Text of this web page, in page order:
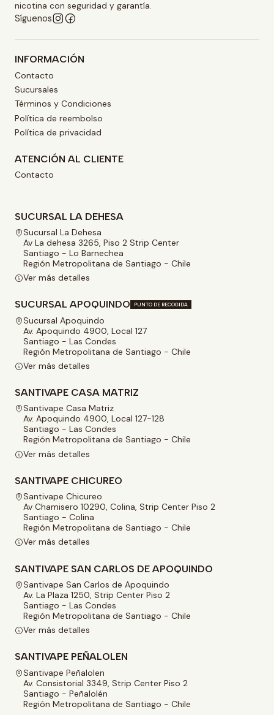
nicotina con seguridad y garantía.
Síguenos
INFORMACIÓN
Contacto
Sucursales
Términos y Condiciones
Política de reembolso
Política de privacidad
ATENCIÓN AL CLIENTE
Contacto
SUCURSAL LA DEHESA
Sucursal La Dehesa
Av La dehesa 3265, Piso 2 Strip Center
Santiago - Lo Barnechea
Región Metropolitana de Santiago - Chile
Ver más detalles
SUCURSAL APOQUINDO PUNTO DE RECOGIDA
Sucursal Apoquindo
Av. Apoquindo 4900, Local 127
Santiago - Las Condes
Región Metropolitana de Santiago - Chile
Ver más detalles
SANTIVAPE CASA MATRIZ
Santivape Casa Matriz
Av. Apoquindo 4900, Local 127-128
Santiago - Las Condes
Región Metropolitana de Santiago - Chile
Ver más detalles
SANTIVAPE CHICUREO
Santivape Chicureo
Av Chamisero 10290, Colina, Strip Center Piso 2
Santiago - Colina
Región Metropolitana de Santiago - Chile
Ver más detalles
SANTIVAPE SAN CARLOS DE APOQUINDO
Santivape San Carlos de Apoquindo
Av. La Plaza 1250, Strip Center Piso 2
Santiago - Las Condes
Región Metropolitana de Santiago - Chile
Ver más detalles
SANTIVAPE PEÑALOLEN
Santivape Peñalolen
Av. Consistorial 3349, Strip Center Piso 2
Santiago - Peñalolén
Región Metropolitana de Santiago - Chile